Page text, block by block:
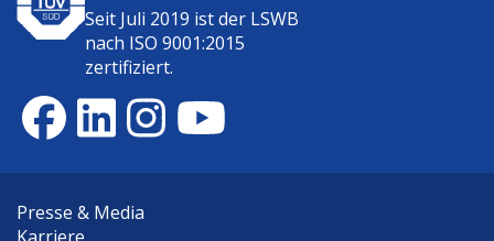
Seit Juli 2019 ist der LSWB
nach ISO 9001:2015
zertifiziert.
Presse & Media